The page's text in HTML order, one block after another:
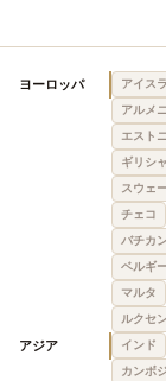
ヨーロッパ アイス
アルメ
エスト
ギリシャ
スウェ
チェコ
バチカ
ベルギ
マルタ
ルクセ
アジア インド
カンボ